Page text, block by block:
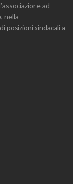
ad
nella
posizioni sindacali a